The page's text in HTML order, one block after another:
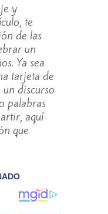
y
te
de las
un
Ya sea
tarjeta de
discurso
palabras
aquí
que